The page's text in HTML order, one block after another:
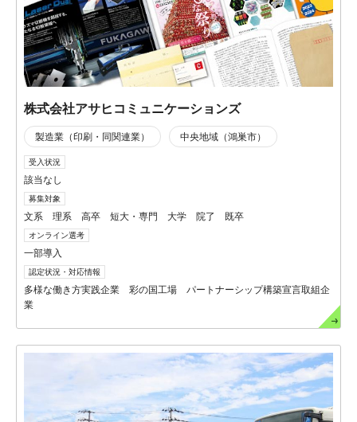
株式会社アサヒコミュニケーションズ
製造業（印刷・同関連業） 中央地域（鴻巣市）
受入状況
該当なし
募集対象
文系 理系 高卒 短大・専門 大学 院了 既卒
オンライン選考
一部導入
認定状況・対応情報
多様な働き方実践企業 彩の国工場 パートナーシップ構築宣言取組企
業